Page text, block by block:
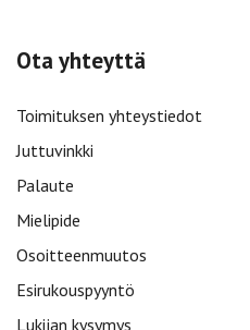
Ota yhteyttä
Toimituksen yhteystiedot
Juttuvinkki
Palaute
Mielipide
Osoitteenmuutos
Esirukouspyyntö
Lukijan kysymys